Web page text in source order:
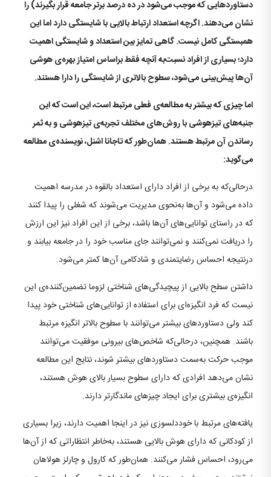
دستاوردهایی که موجب می‌شود در ده درصد برتر جامعه قرار بگیرند) را
نشان می‌دهند. اگرچه استعداد ارتباط بالایی با شایستگی دارد اما این
همبستگی کامل نیست. گاهی تمایز بین استعداد و شایستگی اهمیت
دارد؛ بسیاری از افراد نسبت‌به آنچه فقط براساس امتیاز بهره‌ی هوشی
آن‌ها پیش‌بینی می‌شود، سطوح بالاتری از شایستگی را دارا هستند.
اما چیزی که بیشتر به مطالعه‌ی فعلی مرتبط است، این است که این
جنبه‌های تیزهوشی با روش‌های مختلف تجربه‌ی تیزهوشی و به ثمر
رساندن آن مرتبط هستند. همان‌طور که تاجانا اشنل، نویسنده‌ی مطالعه
می‌گوید:
درحالی‌که به برخی از افراد دارای استعداد بالقوه در مدرسه اهمیت
داده می‌شود و آن‌ها به‌نحوی مدیریت می‌شوند که شغلی را پیدا کنند
که در راستای توانایی‌های آن‌ها باشد، برخی از این افراد نیز این ارزش
را دریافت نمی‌کنند و نمی‌توانند جای مناسب خود را در جامعه بیابند و
درنتیجه احساس رضایتمندی و شادکامی آن‌ها کمتر می‌شود.
داشتن سطح بالایی از پیچیدگی‌های شناختی لزوما تضمین‌کننده‌ی این
نیست که فرد انگیزه‌ای برای استفاده از توانایی‌های شناختی خود پیدا
کند ولی دستاوردهای بیشتر می‌توانند با سطوح بالاتر انگیزه مرتبط
باشند. همچنین، درحالی‌که شاخص‌های بیرونی موفقیت می‌توانند
موجب حرکت به‌سمت دستاوردهای بیشتر شوند، نتایج این مطالعه
نشان می‌دهد افرادی که دارای سطوح بسیار بالای هوش هستند،
انگیزه‌ی بیشتری برای ایجاد چیزهای ماندگارتر دارند.
یافته‌های مرتبط با خوددلسوزی نیز در اینجا اهمیت دارند، زیرا بسیاری
از کودکانی که دارای هوش بالایی هستند، به‌خاطر انتظاراتی که از آن‌ها
می‌رود، احساس فشار می‌کنند. همان‌طور که کارول و چارلز هولاهان